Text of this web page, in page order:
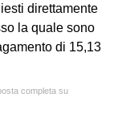
direttamente
la quale sono
di 15,13
completa su